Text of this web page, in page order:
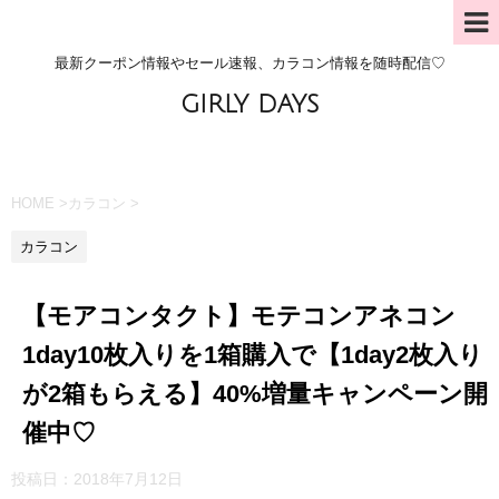
最新クーポン情報やセール速報、カラコン情報を随時配信♡
GIRLY DAYS
HOME > カラコン >
カラコン
【モアコンタクト】モテコンアネコン
1day10枚入りを1箱購入で【1day2枚入り
が2箱もらえる】40%増量キャンペーン開
催中♡
投稿日： 2018年7月12日